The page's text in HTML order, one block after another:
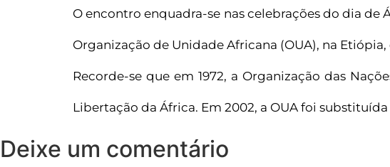
O encontro enquadra-se nas celebrações do dia de
Organização de Unidade Africana (OUA), na
Recorde-se que em 1972, a Organização das
Libertação da África. Em 2002, a OUA foi
Deixe um comentário